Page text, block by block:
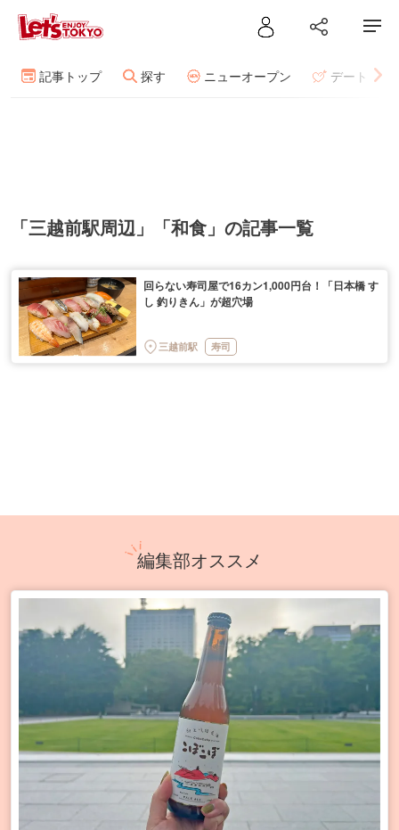
記事トップ 探す ニューオープン デート
「三越前駅周辺」「和食」の記事一覧
回らない寿司屋で16カン1,000円台！「日本橋 す
し 釣りきん」が超穴場
三越前駅 寿司
編集部オススメ